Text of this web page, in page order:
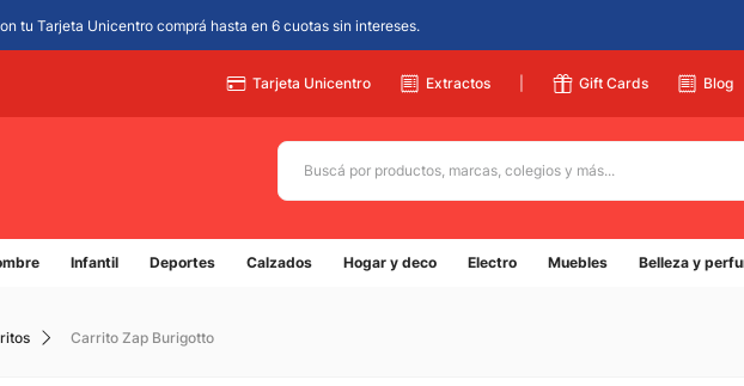
tu Tarjeta Unicentro comprá hasta en 6 cuotas sin intereses.
Tarjeta Unicentro Extractos Gift Cards Blog
Buscá por productos, marcas, colegios y más...
Infantil Deportes Calzados Hogar y deco Electro Muebles Belleza y
Carrito Zap Burigotto
Términos más buscados